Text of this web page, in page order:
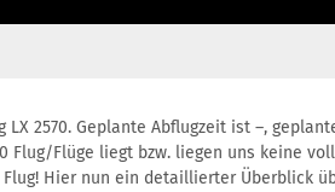
2570. Geplante Abflugzeit ist –,
Flüge liegt bzw. liegen uns keine
Hier nun ein detaillierter Überblick